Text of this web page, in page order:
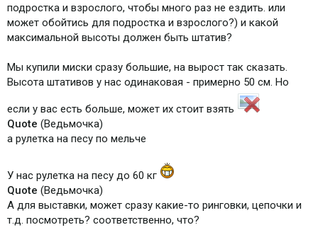
подростка и взрослого, чтобы много раз не ездить. или
может обойтись для подростка и взрослого?) и какой
максимальной высоты должен быть штатив?
Мы купили миски сразу большие, на вырост так сказать.
Высота штативов у нас одинаковая - примерно 50 см. Но
если у вас есть больше, может их стоит взять
Quote (Ведьмочка)
а рулетка на песу по мельче
У нас рулетка на песу до 60 кг
Quote (Ведьмочка)
А для выставки, может сразу какие-то ринговки, цепочки и
т.д. посмотреть? соответственно, что?